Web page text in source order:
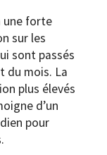
une forte
sur les
sont passés
du mois. La
plus élevés
d’un
pour